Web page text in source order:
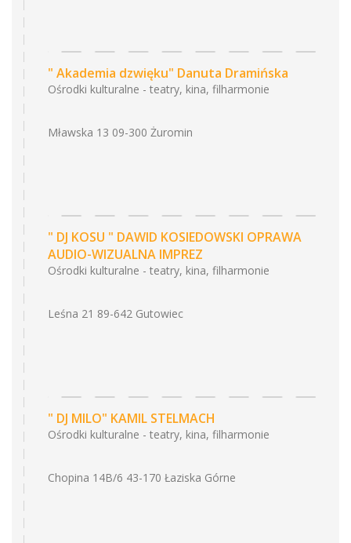
" Akademia dzwięku" Danuta Dramińska
Ośrodki kulturalne - teatry, kina, filharmonie
Mławska 13 09-300 Żuromin
" DJ KOSU " DAWID KOSIEDOWSKI OPRAWA
AUDIO-WIZUALNA IMPREZ
Ośrodki kulturalne - teatry, kina, filharmonie
Leśna 21 89-642 Gutowiec
" DJ MILO" KAMIL STELMACH
Ośrodki kulturalne - teatry, kina, filharmonie
Chopina 14B/6 43-170 Łaziska Górne